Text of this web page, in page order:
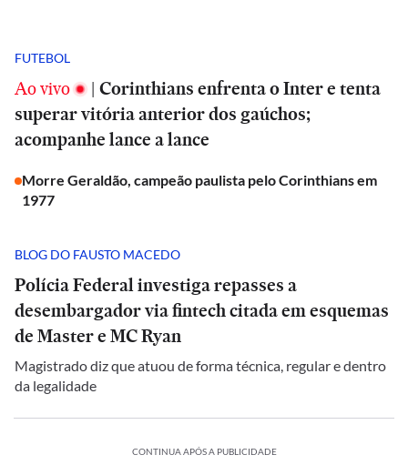
FUTEBOL
Ao vivo | Corinthians enfrenta o Inter e tenta
superar vitória anterior dos gaúchos;
acompanhe lance a lance
Morre Geraldão, campeão paulista pelo Corinthians em
1977
BLOG DO FAUSTO MACEDO
Polícia Federal investiga repasses a
desembargador via fintech citada em esquemas
de Master e MC Ryan
Magistrado diz que atuou de forma técnica, regular e dentro
da legalidade
CONTINUA APÓS A PUBLICIDADE